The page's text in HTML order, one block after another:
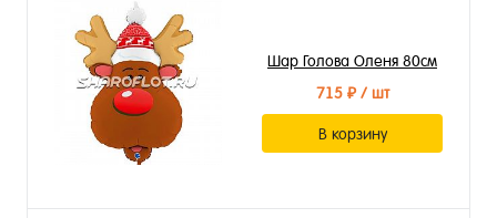
Шар Голова Оленя 80см
715 ₽/ шт
В корзину